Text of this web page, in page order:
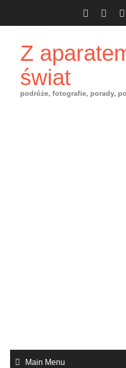
Z
świat
podróże, fotografie, porady,
Main Menu